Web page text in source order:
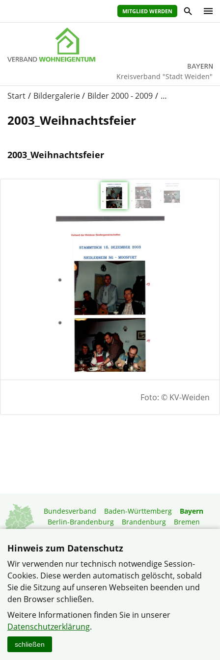
MITGLIED WERDEN
Kreisverband "Stadt Weiden"
Start Bildergalerie Bilder 2000 - 2009 …
2003_Weihnachtsfeier
2003_Weihnachtsfeier
Foto: © KV-Weiden
Bundesverband Baden-Württemberg
Bayern
Berlin-Brandenburg
Brandenburg
Bremen
Niedersachsen
Rheinland-Pfalz
Saarland
Sachsen-Anhalt
Schleswig-Holstein
Thüringen
Mitgliedermagazin
Gartenberatung
© Kreisverband "Stadt Weiden" im Verband Wohneigentum
Datenschutzerklärung
Hinweis zum Datenschutz
Wir verwenden nur technisch notwendige Session-
Cookies. Diese werden automatisch gelöscht, sobald
Sie die Sitzung auf unseren Webseiten beenden und
den Browser schließen.
Weitere Informationen finden Sie in unserer
Datenschutzerklärung.
schließen